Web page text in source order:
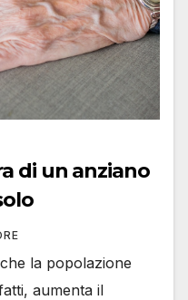
di un anziano
la popolazione
aumenta il